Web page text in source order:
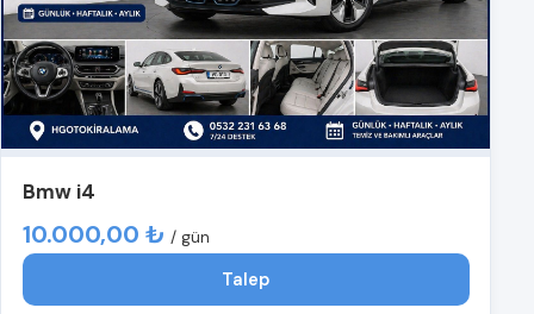
Bmw i4
10.000,00 ₺ / gün
Talep